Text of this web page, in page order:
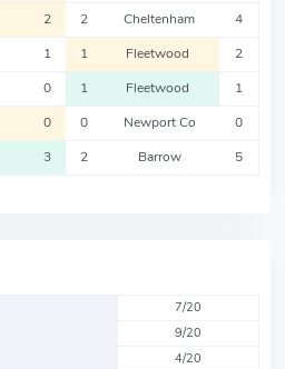
2 2 Cheltenham 4
1 1 Fleetwood 2
0 1 Fleetwood 1
0 0 Newport Co 0
3 2 Barrow 5
7/20
9/20
4/20